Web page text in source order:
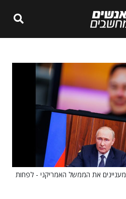
את הממשל האמריקני - לפחות